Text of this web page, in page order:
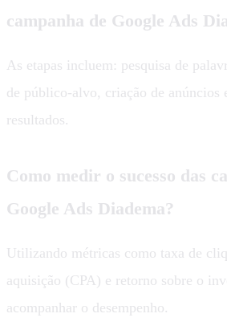
campanha de Google Ads
As etapas incluem: pesquisa de
de público-alvo, criação de anúncios
resultados.
Como medir o sucesso das
Google Ads Diadema?
Utilizando métricas como taxa de
aquisição (CPA) e retorno sobre o
acompanhar o desempenho.